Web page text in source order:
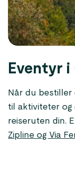
Eventyr i
Når du
til aktiviteter
reiseruten din.
Zipline og Via